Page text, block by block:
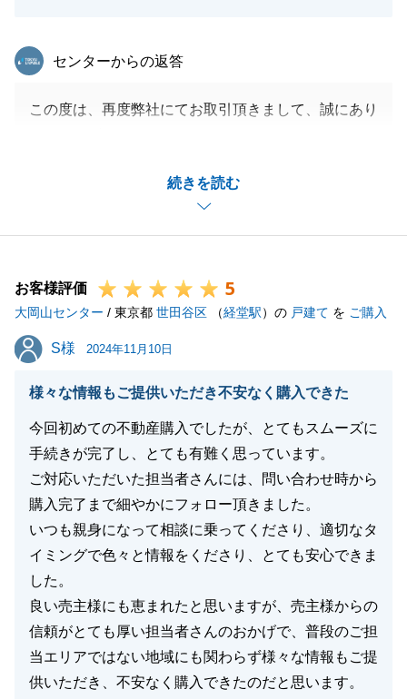
続きを読む
東急リバブル
センターからの返答
この度は、再度弊社にてお取引頂きまして、誠にあり
としてもとても嬉しく思います。
次回もご希望の物件を見つけられるように精一杯頑張
らせて頂きます。
お客様評価 5
大岡山センター / 東京都 世田谷区 （経堂駅）の 戸建て を ご購入
S様
S様 2024年11月10日
様々な情報もご提供いただき不安なく購入できた
今回初めての不動産購入でしたが、とてもスムーズに
手続きが完了し、とても有難く思っています。
ご対応いただいた担当者さんには、問い合わせ時から
購入完了まで細やかにフォロー頂きました。
いつも親身になって相談に乗ってくださり、適切なタ
イミングで色々と情報をくださり、とても安心できま
した。
良い売主様にも恵まれたと思いますが、売主様からの
信頼がとても厚い担当者さんのおかげで、普段のご担
当エリアではない地域にも関わらず様々な情報もご提
供いただき、不安なく購入できたのだと思います。